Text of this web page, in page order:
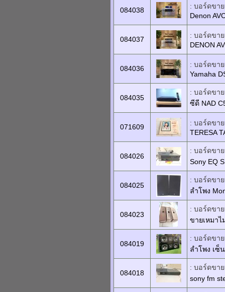
084038
: บอร์ดขาย
Denon
084037
: บอร์ดขาย
DENON
084036
: บอร์ดขาย
Yamaha
084035
: บอร์ดขาย
ซีดี NAD
071609
: บอร์ดขา
TERESA
084026
: บอร์ดขาย
Sony EQ
084025
: บอร์ดขาย
ลำโพง
084023
: บอร์ดขาย
ขายเหมา
084019
: บอร์ดขาย
ลำโพง เซ็
084018
: บอร์ดขาย
sony fm